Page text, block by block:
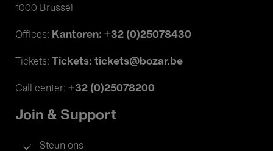
1000 Brussel
Offices: Kantoren: +32 (0)25078430
Tickets: Tickets: tickets@bozar.be
Call center: +32 (0)25078200
Join & Support
Steun ons